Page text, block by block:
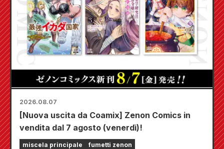
2026.08.07
[Nuova uscita da Coamix] Zenon Comics in
vendita dal 7 agosto (venerdì)!
miscela principale fumetti zenon